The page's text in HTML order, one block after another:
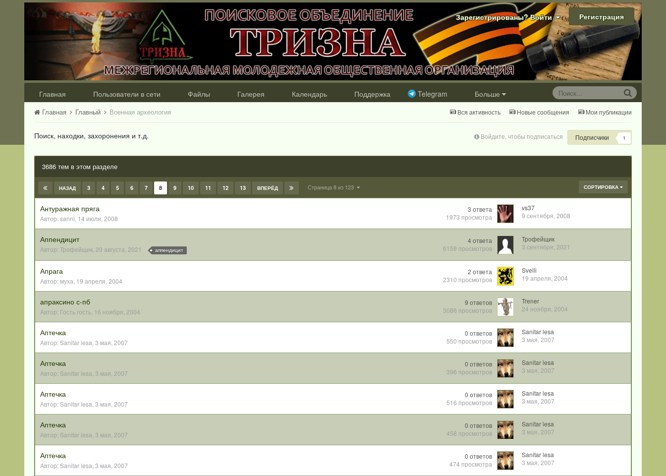
Зарегистрированы? Войти Регистрация
Главная Пользователи в сети Файлы Галерея Календарь Поддержка Telegram Больше
Вся активность Новые сообщения Мои публикации
Главная Главный Военная археология
Войдите, чтобы подписаться Подписчики 1
Поиск, находки, захоронения и т.д.
3686 тем в этом разделе
СОРТИРОВКА
НАЗАД 3 4 5 6 7 8 9 10 11 12 13 ВПЕРЁД Страница 8 из 123
Антуражная пряга
Автор:sanni, 14 июля, 2008
3 ответа
1973 просмотра
vs37
9 сентября, 2008
Аппендицит
Автор: Трофейщик, 29 августа, 2021 аппендицит
4 ответа
6159 просмотров
Трофейщик
3 сентября, 2021
Апрага
Автор: муха, 19 апреля, 2004
2 ответа
2310 просмотров
Svelli
19 апреля, 2004
апраксино с-пб
Автор: Гость гость, 16 ноября, 2004
9 ответов
3086 просмотров
Trener
24 ноября, 2004
Аптечка
Автор:Sanitar lesa,3 мая, 2007
0 ответов
550 просмотров
Sanitar lesa
3 мая, 2007
Аптечка
Автор: Sanitar lesa, 3 мая, 2007
0 ответов
396 просмотров
Sanitar lesa
3 мая, 2007
Аптечка
Автор:Sanitar lesa,3 мая, 2007
0 ответов
516 просмотров
Sanitar lesa
3 мая, 2007
Аптечка
Автор: Sanitar lesa, 3 мая, 2007
0 ответов
458 просмотров
Sanitar lesa
3 мая, 2007
Аптечка
Автор:Sanitar lesa,3 мая, 2007
0 ответов
474 просмотра
Sanitar lesa
3 мая, 2007